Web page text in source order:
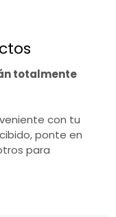
totalmente
con tu
ponte en
para